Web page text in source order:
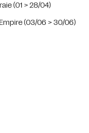
(01 > 28/04)
(03/06 > 30/06)